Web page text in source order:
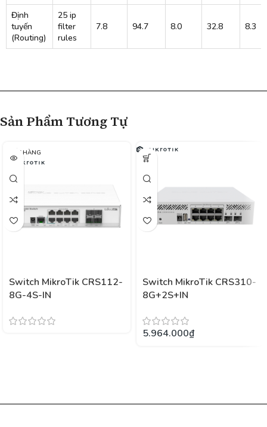
Định
tuyến
(Routing)
25 ip
filter
rules
7.8 94.7 8.0 32.8 8.3
Sản Phẩm Tương Tự
HẾT HÀNG
Switch MikroTik CRS112-
8G-4S-IN
Switch MikroTik CRS310-
8G+2S+IN
5.964.000₫